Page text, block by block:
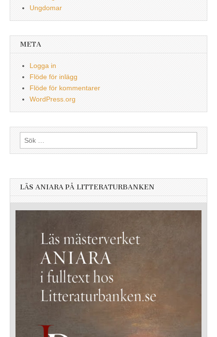
Ungdomar
META
Logga in
Flöde för inlägg
Flöde för kommentarer
WordPress.org
Sök
efter:
LÄS ANIARA PÅ LITTERATURBANKEN